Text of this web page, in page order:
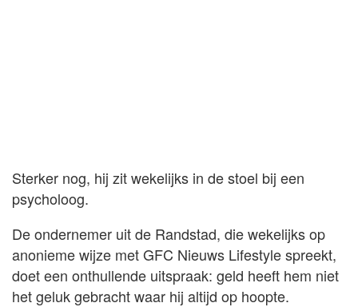
Sterker nog, hij zit wekelijks in de stoel bij een
psycholoog.
De ondernemer uit de Randstad, die wekelijks op
anonieme wijze met GFC Nieuws Lifestyle spreekt,
doet een onthullende uitspraak: geld heeft hem niet
het geluk gebracht waar hij altijd op hoopte.